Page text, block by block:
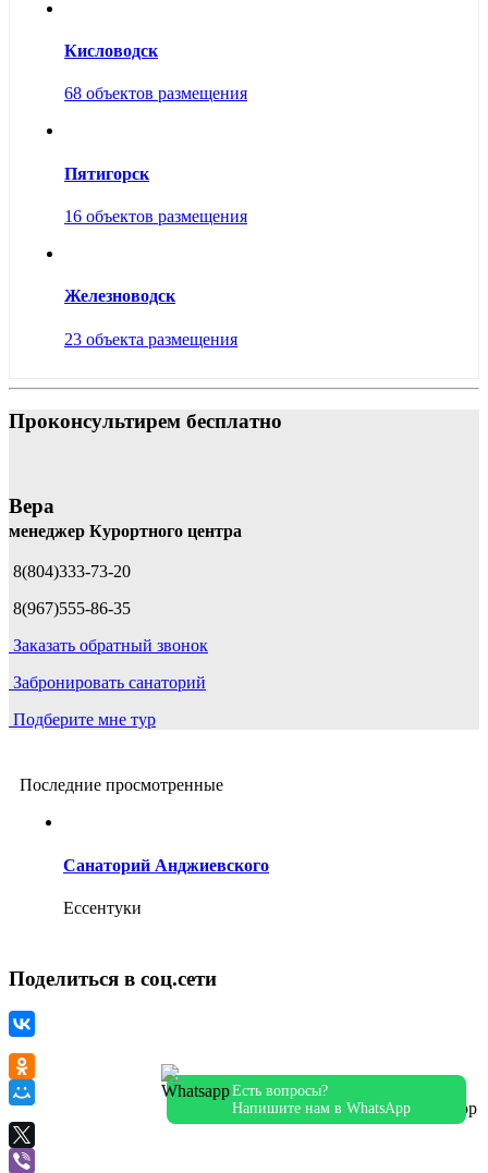
Кисловодск
68 объектов размещения
Пятигорск
16 объектов размещения
Железноводск
23 объекта размещения
Проконсультирем бесплатно
Вера
менеджер Курортного центра
8(804)333-73-20
8(967)555-86-35
Заказать обратный звонок
Забронировать санаторий
Подберите мне тур
Последние просмотренные
Санаторий Анджиевского
Ессентуки
Поделиться в соц.сети
Есть вопросы?
Напишите нам в WhatsApp